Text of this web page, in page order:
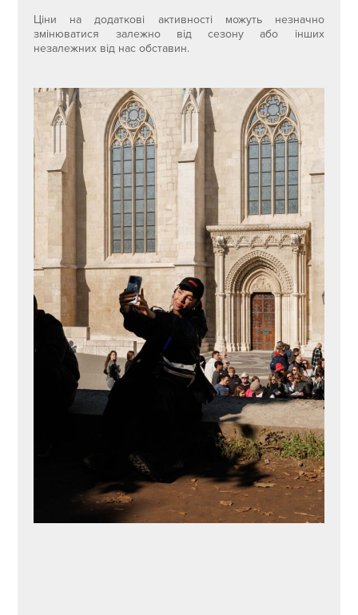
Ціни на додаткові активності можуть незначно
змінюватися залежно від сезону або інших
незалежних від нас обставин.